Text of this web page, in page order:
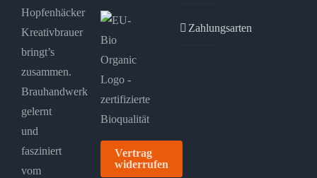
Hopfenhäcker
Kreativbrauer
bringt’s
zusammen.
Brauhandwerk
gelernt
und
fasziniert
vom
Vertrag
widerrufen
Zahlungsarten